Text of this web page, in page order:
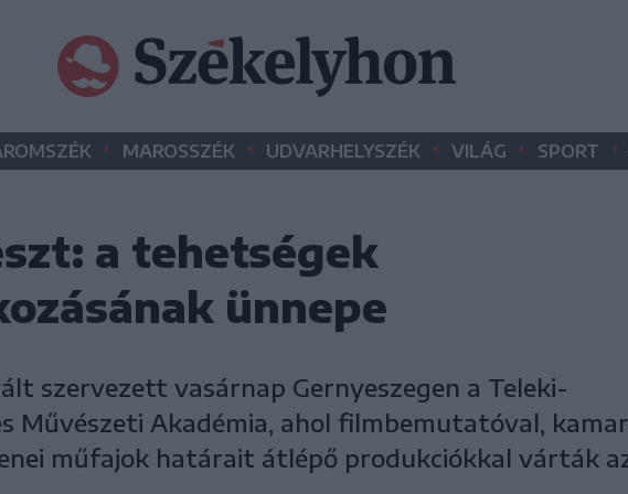
• MAROSSZÉK • UDVARHELYSZÉK • VILÁG • SPORT •
a tehetségek
ünnepe
szervezett vasárnap Gernyeszegen a Teleki-
Művészeti Akadémia, ahol filmbemutatóval,
műfajok határait átlépő produkciókkal várták